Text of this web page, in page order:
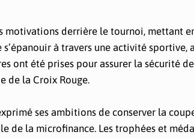
motivations derrière le tournoi, mettant
à travers une activité sportive,
ont été prises pour assurer la sécurité
de la Croix Rouge.
ses ambitions de conserver la
de la microfinance. Les trophées et